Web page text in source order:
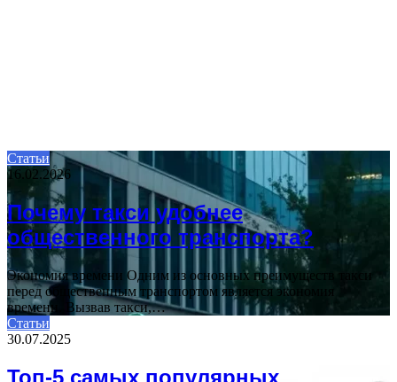
Статьи
16.02.2026
Почему такси удобнее
общественного транспорта?
Экономия времени Одним из основных преимуществ такси
перед общественным транспортом является экономия
времени. Вызвав такси,…
Статьи
30.07.2025
Топ-5 самых популярных